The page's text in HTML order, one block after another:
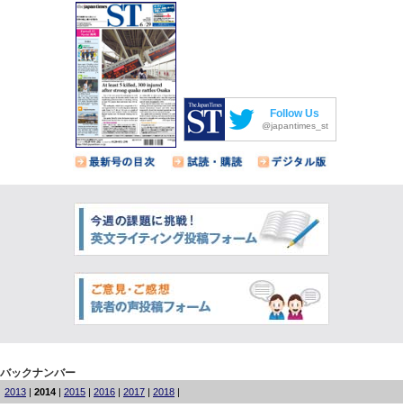
Follow Us
@japantimes_st
バックナンバー
2013 2014 2015 2016 2017 2018